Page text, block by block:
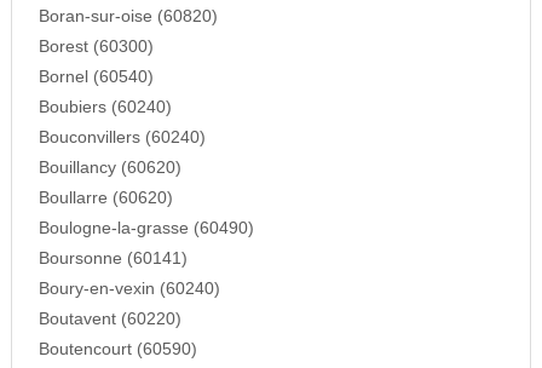
Boran-sur-oise (60820)
Borest (60300)
Bornel (60540)
Boubiers (60240)
Bouconvillers (60240)
Bouillancy (60620)
Boullarre (60620)
Boulogne-la-grasse (60490)
Boursonne (60141)
Boury-en-vexin (60240)
Boutavent (60220)
Boutencourt (60590)